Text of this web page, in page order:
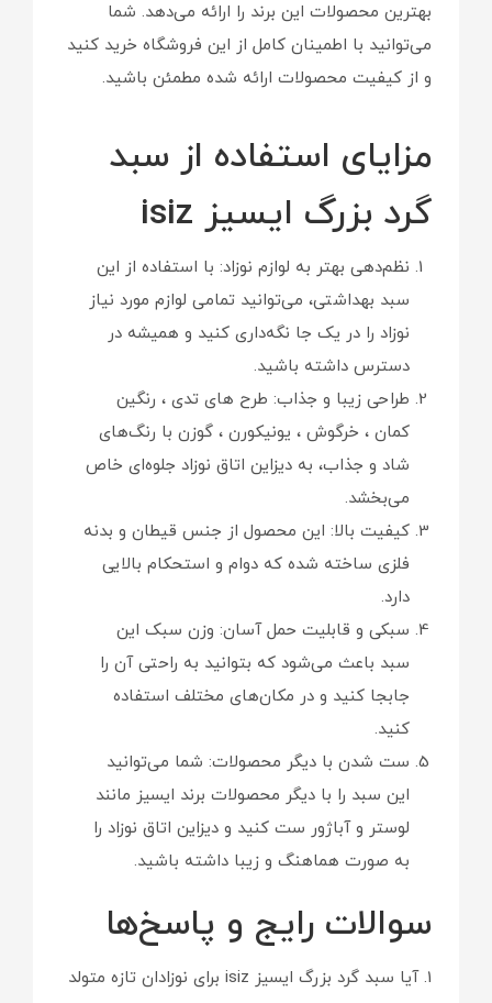
بهترین محصولات این برند را ارائه می‌دهد. شما
می‌توانید با اطمینان کامل از این فروشگاه خرید کنید
و از کیفیت محصولات ارائه شده مطمئن باشید.
مزایای استفاده از سبد
گرد بزرگ ایسیز isiz
نظم‌دهی بهتر به لوازم نوزاد: با استفاده از این
سبد بهداشتی، می‌توانید تمامی لوازم مورد نیاز
نوزاد را در یک جا نگه‌داری کنید و همیشه در
دسترس داشته باشید.
طراحی زیبا و جذاب: طرح های تدی ، رنگین
کمان ، خرگوش ، یونیکورن ، گوزن با رنگ‌های
شاد و جذاب، به دیزاین اتاق نوزاد جلوه‌ای خاص
می‌بخشد.
کیفیت بالا: این محصول از جنس قیطان و بدنه
فلزی ساخته شده که دوام و استحکام بالایی
دارد.
سبکی و قابلیت حمل آسان: وزن سبک این
سبد باعث می‌شود که بتوانید به راحتی آن را
جابجا کنید و در مکان‌های مختلف استفاده
کنید.
ست شدن با دیگر محصولات: شما می‌توانید
این سبد را با دیگر محصولات برند ایسیز مانند
لوستر و آباژور ست کنید و دیزاین اتاق نوزاد را
به صورت هماهنگ و زیبا داشته باشید.
سوالات رایج و پاسخ‌ها
1. آیا سبد گرد بزرگ ایسیز isiz برای نوزادان تازه متولد